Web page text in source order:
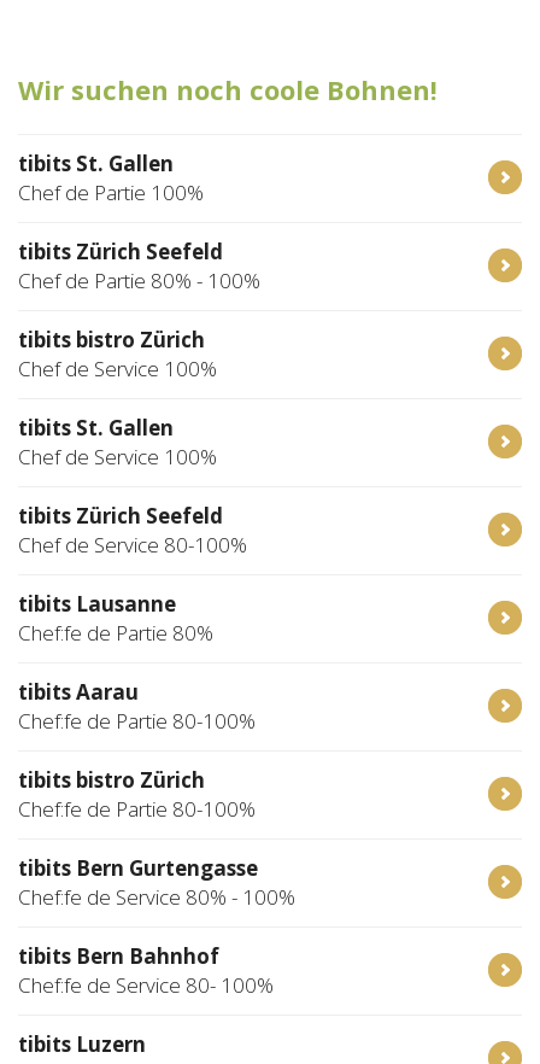
Login
Wir suchen noch coole Bohnen!
tibits St. Gallen
Chef de Partie 100%
tibits Zürich Seefeld
Chef de Partie 80% - 100%
tibits bistro Zürich
Chef de Service 100%
tibits St. Gallen
Chef de Service 100%
tibits Zürich Seefeld
Chef de Service 80-100%
tibits Lausanne
Chef:fe de Partie 80%
tibits Aarau
Chef:fe de Partie 80-100%
tibits bistro Zürich
Chef:fe de Partie 80-100%
tibits Bern Gurtengasse
Chef:fe de Service 80% - 100%
tibits Bern Bahnhof
Chef:fe de Service 80- 100%
tibits Luzern